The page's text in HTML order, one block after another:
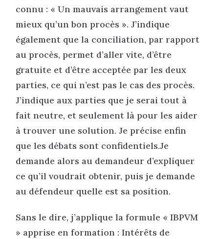
connu : « Un mauvais arrangement vaut
mieux qu’un bon procès ». J’indique
également que la conciliation, par rapport
au procès, permet d’aller vite, d’être
gratuite et d’être acceptée par les deux
parties, ce qui n’est pas le cas des procès.
J’indique aux parties que je serai tout à
fait neutre, et seulement là pour les aider
à trouver une solution. Je précise enfin
que les débats sont confidentiels.Je
demande alors au demandeur d’expliquer
ce qu’il voudrait obtenir, puis je demande
au défendeur quelle est sa position.
Sans le dire, j’applique la formule « IBPVM
» apprise en formation : Intérêts de